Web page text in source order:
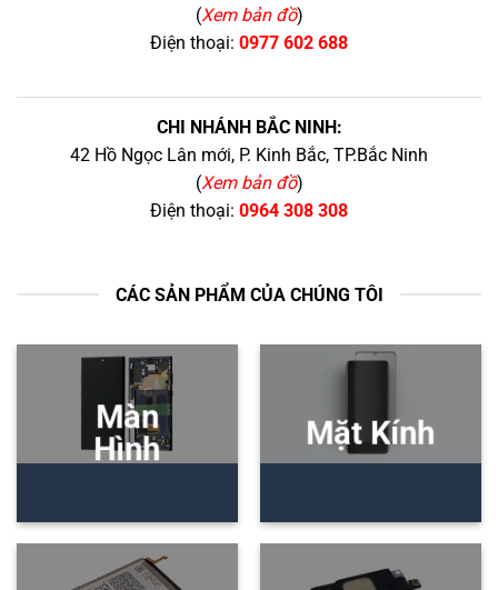
(Xem bản đồ)
Điện thoại: 0977 602 688
CHI NHÁNH BẮC NINH:
42 Hồ Ngọc Lân mới, P. Kinh Bắc, TP.Bắc Ninh
(Xem bản đồ)
Điện thoại: 0964 308 308
CÁC SẢN PHẨM CỦA CHÚNG TÔI
Màn
Hình
Mặt Kính